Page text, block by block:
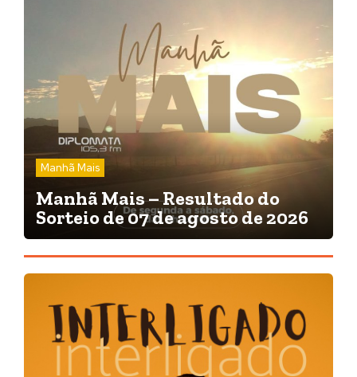
Manhã Mais
Manhã Mais – Resultado do
Sorteio de 07 de agosto de 2026